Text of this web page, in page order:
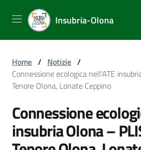
Insubria-Olona
Home / Notizie /
Connessione ecologica nell’ATE
Tenore Olona, Lonate Ceppino
Connessione
insubria Olona –